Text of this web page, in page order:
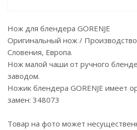
Нож для блендера GORENJE
Оригинальный нож / Производство
Словения, Европа.
Нож малой чаши от ручного
заводом.
Ножик блендера GORENJE имеет
замен: 348073
Товар на фото может